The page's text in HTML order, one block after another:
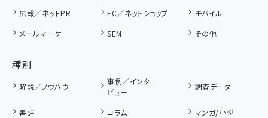
広報／ネットPR
EC／ネットショップ
モバイル
メールマーケ
SEM その他
種別
解説／ノウハウ
事例／インタ
ビュー
調査データ
書評 コラム
マンガ/小説